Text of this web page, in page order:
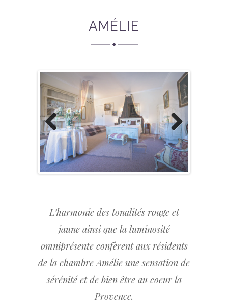
AMÉLIE
Previous Next
L’harmonie des tonalités rouge et
jaune ainsi que la luminosité
omniprésente confèrent aux résidents
de la chambre Amélie une sensation de
sérénité et de bien être au coeur la
Provence.